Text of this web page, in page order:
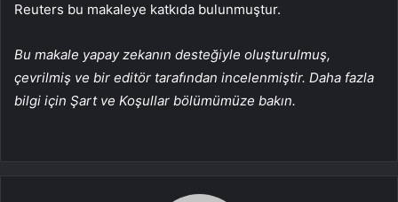
Reuters bu makaleye katkıda bulunmuştur.
Bu makale yapay zekanın desteğiyle oluşturulmuş,
çevrilmiş ve bir editör tarafından incelenmiştir. Daha fazla
bilgi için Şart ve Koşullar bölümümüze bakın.